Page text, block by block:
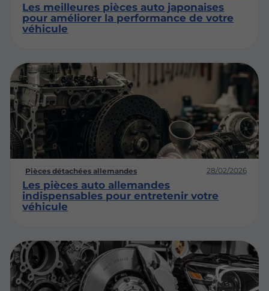
Les meilleures pièces auto japonaises
pour améliorer la performance de votre
véhicule
Pièces détachées allemandes 28/02/2026
Les pièces auto allemandes
indispensables pour entretenir votre
véhicule